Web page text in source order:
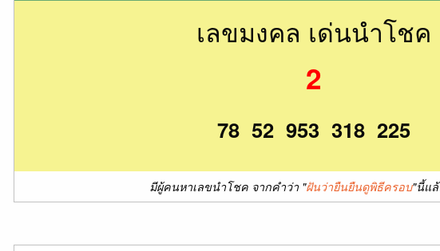
เลขมงคล เด่นนำโชค
2
78 52 953 318 225
มีผู้คนหาเลขนำโชค จากคำว่า "ฝันว่ายืนยืนดูพิธีครอบ"นี้แ